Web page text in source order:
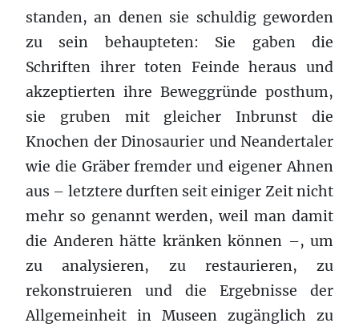
standen, an denen sie schuldig geworden
zu sein behaupteten: Sie gaben die
Schriften ihrer toten Feinde heraus und
akzeptierten ihre Beweggründe posthum,
sie gruben mit gleicher Inbrunst die
Knochen der Dinosaurier und Neandertaler
wie die Gräber fremder und eigener Ahnen
aus – letztere durften seit einiger Zeit nicht
mehr so genannt werden, weil man damit
die Anderen hätte kränken können –, um
zu analysieren, zu restaurieren, zu
rekonstruieren und die Ergebnisse der
Allgemeinheit in Museen zugänglich zu